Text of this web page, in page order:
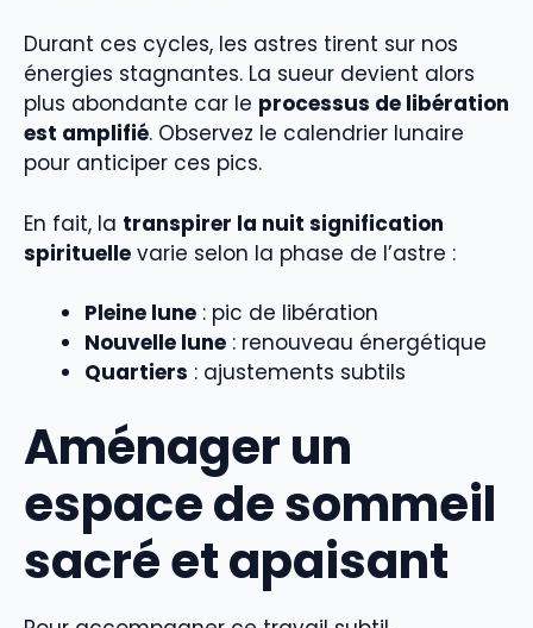
Durant ces cycles, les astres tirent sur nos
énergies stagnantes. La sueur devient alors
plus abondante car le processus de libération
est amplifié. Observez le calendrier lunaire
pour anticiper ces pics.
En fait, la transpirer la nuit signification
spirituelle varie selon la phase de l’astre :
Pleine lune : pic de libération
Nouvelle lune : renouveau énergétique
Quartiers : ajustements subtils
Aménager un
espace de sommeil
sacré et apaisant